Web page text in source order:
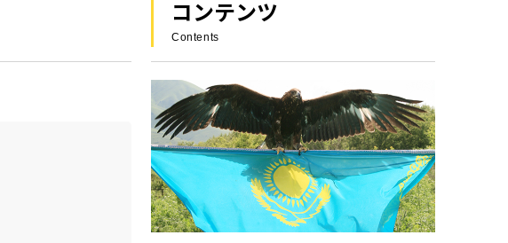
コンテンツ
Contents